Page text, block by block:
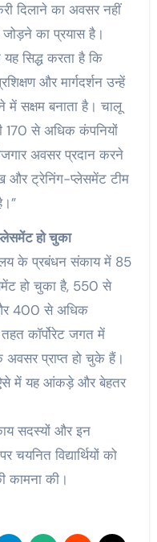
दिलाने का अवसर नहीं
जोड़ने का प्रयास है।
यह सिद्ध करता है कि
और मार्गदर्शन उन्हें
में सक्षम बनाता है। चालू
170 से अधिक कंपनियों
अवसर प्रदान करने
और ट्रेनिंग-प्लेसमेंट टीम
हो चुका
के प्रबंधन संकाय में 85
हो चुका है, 550 से
400 से अधिक
तहत कॉर्पोरेट जगत में
अवसर प्राप्त हो चुके हैं।
ऐसे में यह आंकड़े और बेहतर
सदस्यों और इन
चयनित विद्यार्थियों को
कामना की।